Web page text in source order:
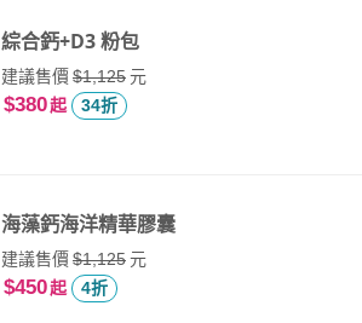
綜合鈣+D3 粉包
建議售價$1,125元
$380起 34折
海藻鈣海洋精華膠囊
建議售價$1,125元
$450起 4折